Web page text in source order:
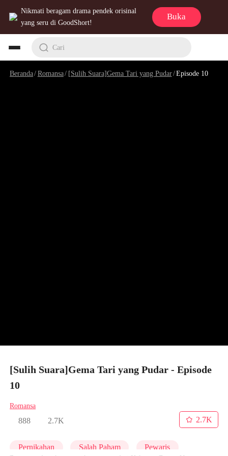
Nikmati beragam drama pendek orisinal
yang seru di GoodShort!
Buka
Cari
Beranda/Romansa/ [Sulih Suara]Gema Tari yang Pudar/Episode 10
[Sulih Suara]Gema Tari yang Pudar - Episode
10
Romansa
888 2.7K
2.7K
Pernikahan Salah Paham Pewaris